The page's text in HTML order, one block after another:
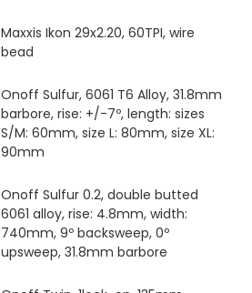
Maxxis Ikon 29x2.20, 60TPI, wire
bead
Onoff Sulfur, 6061 T6 Alloy, 31.8mm
barbore, rise: +/-7º, length: sizes
S/M: 60mm, size L: 80mm, size XL:
90mm
Onoff Sulfur 0.2, double butted
6061 alloy, rise: 4.8mm, width:
740mm, 9º backsweep, 0º
upsweep, 31.8mm barbore